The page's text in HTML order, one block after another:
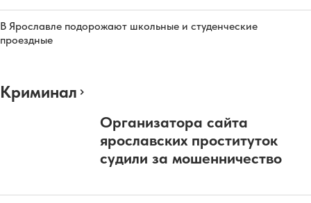
В Ярославле подорожают школьные и студенческие
проездные
Криминал
Организатора сайта
ярославских проституток
судили за мошенничество